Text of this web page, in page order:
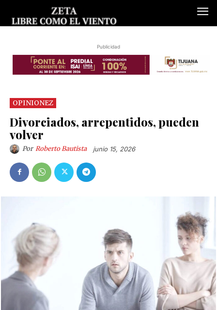
Publicidad
OPINIONEZ
Divorciados, arrepentidos, pueden
volver
Por Roberto Bautista junio 15, 2026